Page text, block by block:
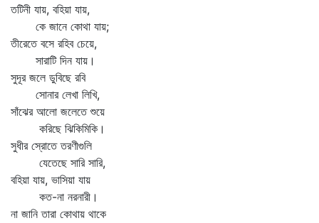
তটিনী যায়, বহিয়া যায়,
কে জানে কোথা যায়;
তীরেতে বসে রহিব চেয়ে,
সারাটি দিন যায়।
সুদূর জলে ডুবিছে রবি
সোনার লেখা লিখি,
সাঁঝের আলো জলেতে শুয়ে
করিছে ঝিকিমিকি।
সুধীর স্রোতে তরণীগুলি
যেতেছে সারি সারি,
বহিয়া যায়, ভাসিয়া যায়
কত-না নরনারী।
না জানি তারা কোথায় থাকে